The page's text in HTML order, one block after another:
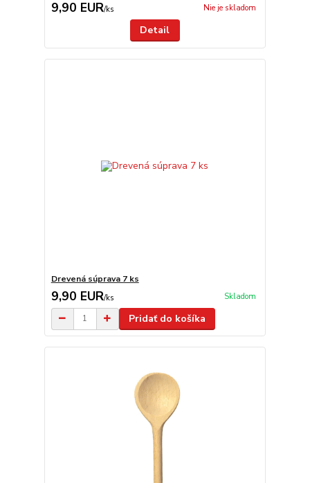
9,90 EUR/ks Nie je skladom
Detail
Drevená súprava 7 ks
9,90 EUR/ks Skladom
Pridať do košíka